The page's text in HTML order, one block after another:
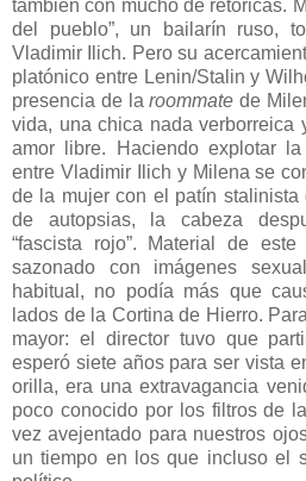
también con mucho de retóricas.
del pueblo”, un bailarín ruso,
Vladimir Ilich. Pero su
platónico entre Lenin/Stalin y
presencia de laroommatede
vida, una chica nada verborreica
amor libre. Haciendo explotar
entre Vladimir Ilich y Milena se
de la mujer con el patín
de autopsias, la cabeza
“fascista rojo”. Material de
sazonado con imágenes
habitual, no podía más que
lados de la Cortina de Hierro.
mayor: el director tuvo que
esperó siete años para ser vista
orilla, era una extravagancia
poco conocido por los filtros de
vez avejentado para nuestros
un tiempo en los que incluso el